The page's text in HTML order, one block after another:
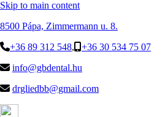
Skip to main content
8500 Pápa, Zimmermann u. 8.
+36 89 312 548,
+36 30 534 75 07
info@gbdental.hu
drgliedbb@gmail.com